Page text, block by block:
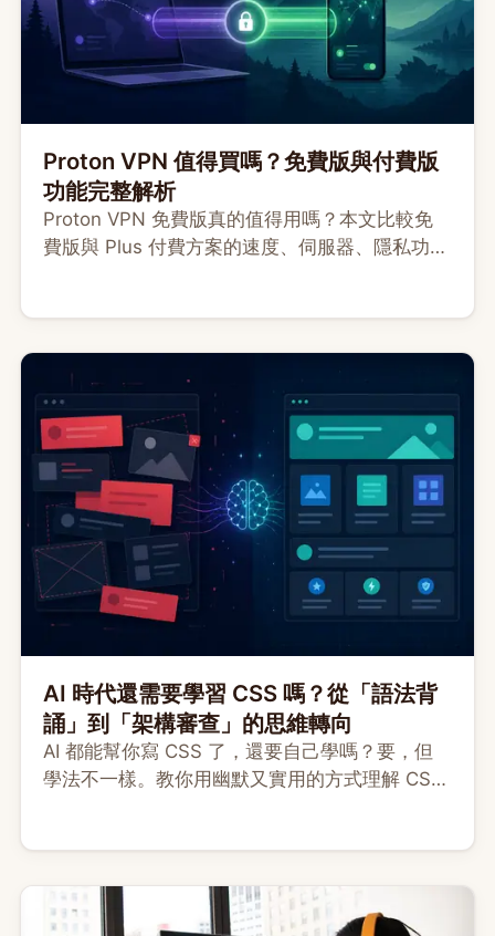
Proton VPN 值得買嗎？免費版與付費版
功能完整解析
Proton VPN 免費版真的值得用嗎？本文比較免
費版與 Plus 付費方案的速度、伺服器、隱私功能
AI 時代還需要學習 CSS 嗎？從「語法背
誦」到「架構審查」的思維轉向
AI 都能幫你寫 CSS 了，還要自己學嗎？要，但
學法不一樣。教你用幽默又實用的方式理解 CSS